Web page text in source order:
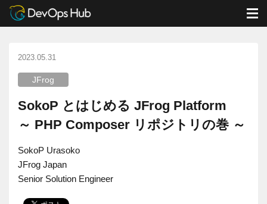
DevOps Hub ブログ
JFrog
SokoP とはじめる JFrog Platform ～ PHP Composer リポジトリの巻 ～
2023.05.31
JFrog
SokoP とはじめる JFrog Platform
～ PHP Composer リポジトリの巻 ～
SokoP Urasoko
JFrog Japan
Senior Solution Engineer